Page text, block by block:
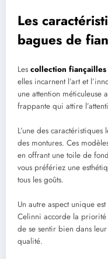
Les
bagues de
Les collection
elles incarnent l’art et
une attention méticuleuse
frappante qui attire
L’une des
des montures. Ces
en offrant une toile de
vous préfériez une
tous les goûts.
Un autre aspect unique
Celinni accorde la
de se sentir bien dans
qualité.